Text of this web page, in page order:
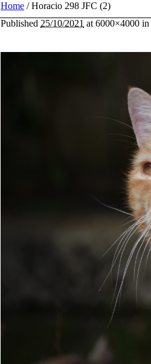
Home /Horacio 298 JFC (2)
Published 25/10/2021 at 6000×4000 in